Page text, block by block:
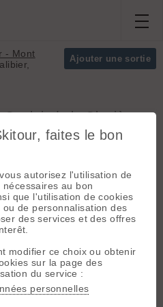
Ajouter une sortie
- Mont
Couloir de la Clapière
- Mont Cenis)
Massif :Cerces -
Thabor - Mont Cenis
Sommet :Grand
Galibier (3228 m)
Difficulté de
montée :
Difficulté ski :
E2
m) -
>
ou
route
faites le bon
autorisez l'utilisation de
au bon
que l'utilisation de cookies
de personnalisation des
des services et des offres
modifier ce choix ou obtenir
sur la page des
du service :
personnelles